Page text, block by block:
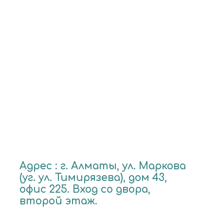
Адрес : г. Алматы, ул. Маркова
(уг. ул. Тимирязева), дом 43,
офис 225. Вход со двора,
второй этаж.